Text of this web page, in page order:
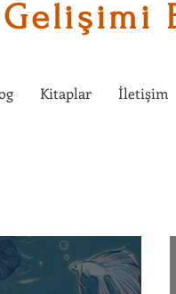
Kitaplar İletişim